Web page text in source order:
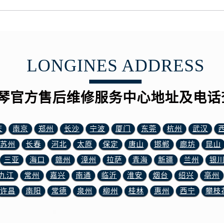
服务中心（需提前预约）
服务中心（需提前预约）
服务中心（需提前预约）
后服务中心（需提前预约）
后服务中心（需提前预约）
后服务中心（需提前预约）
服务中心（需提前预约）
售后服务中心（需提前预约）
服务中心（需提前预约）
LONGINES ADDRESS
官方售后维修服务中心地址及电话
南京 郑州 长沙 宁波 厦门 东莞 杭州 武汉
苏州 长春 河北 太原 保定 唐山 邯郸 廊坊 昆山
三亚 海口 赣州 漳州 拉萨 青海 新疆 兰州 银川
江 常州 嘉兴 南通 临沂 淮安 烟台 绍兴 亳州
许昌 南阳 常德 泉州 柳州 桂林 惠州 西宁 攀枝